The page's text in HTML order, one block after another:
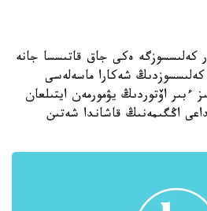
كەلىسسوزگە ەكى جاق قاتىسسا جانە
كەلىسسوزدىڭ شەكارا ماسەلەسى
ءبىر اۆتوردىڭ يۋمورمەن ايتىلعان
اڭگىمەنىڭ قاشاندا شەتىن